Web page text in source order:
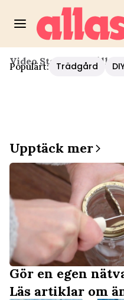
Populärt: Trädgård
Video Start / Hushåll/
Upptäck mer
Gör en egen
Läs artiklar om